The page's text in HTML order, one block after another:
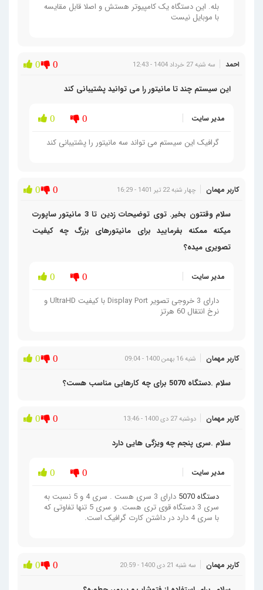
بله. این دستگاه یک کامپیوتر هستش و اصلا قابل مقایسه
با موبایل نیست
احمد سه شنبه 27 خرداد 1404 - 12:43 0 0
این سیستم چند تا مانیتور را می توانید پشتیبانی کند
مدیر سایت 0 0
گرافیک این سیستم می تواند سه مانیتور را پشتیبانی کند
کاربر مهمان چهار شنبه 22 تیر 1401 - 16:29 0 0
سلام وقتتون بخیر. توی توضیحات زدین تا 3 مانیتور ساپورت
میکنه ممکنه بفرمایید برای مانیتورهای بزرگ چه کیفیت
تصویری میده؟
مدیر سایت 0 0
دارای 3 خروجی تصویر Display Port با کیفیت UltraHD و
نرخ انتقال 60 هرتز
کاربر مهمان شنبه 16 بهمن 1400 - 09:04 0 0
سلام .دستگاه 5070 برای چه کارهایی مناسب هست؟
کاربر مهمان دوشنبه 27 دی 1400 - 13:46 0 0
سلام .سری پنجم چه ویزگی هایی دارد
مدیر سایت 0 0
دستگاه 5070
دارای 3 سری هست . سری 4 و 5 نسبت به
سری 3 دستگاه قوی تری هست. و سری 5 تنها تفاوتی که
با سری 4 دارد در داشتن کارت گرافیک است.
کاربر مهمان سه شنبه 21 دی 1400 - 20:59 0 0